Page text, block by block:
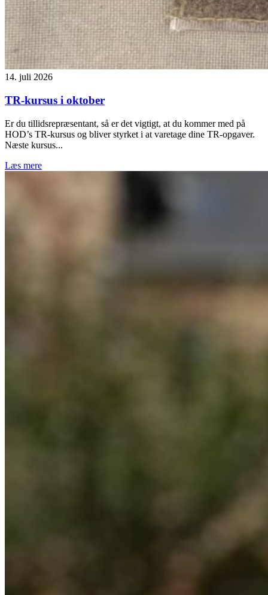
14. juli 2026
TR-kursus i oktober
Er du tillidsrepræsentant, så er det vigtigt, at du kommer med på
HOD’s TR-kursus og bliver styrket i at varetage dine TR-opgaver.
Næste kursus...
Læs mere